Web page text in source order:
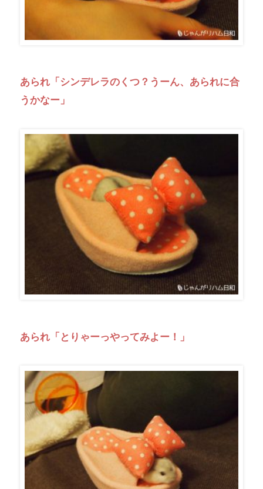
あられ「シンデレラのくつ？うーん、あられに合
うかなー」
あられ「とりゃーっやってみよー！」